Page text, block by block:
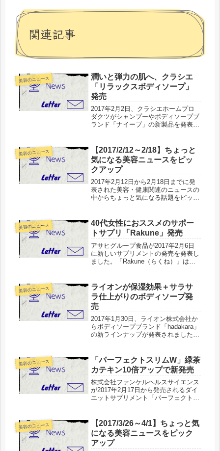
関連記事
美容のニュース
潤いと弾力の肌へ、クラシエ
「リラックスボディソープ」
発売
2017年2月2日、クラシエホームプロ
ダクツがシャンプーやボディソープブ
ランド「ナイーブ」の新製品を発表し
ープ」働き盛りの30代女性を中心に、
バスタイムはリラックスし...
美容のニュース
【2017/2/12～2/18】ちょっと
気になる美容ニュースをピッ
クアップ
2017年2月12日から2月18日までに発
表された美容・健康関連のニュースの
中からちょっと気になる話題をピック
深く掘り下げず、ポイントを搾ってご
紹介することを目的としていま...
美容のニュース
40代女性におススメのサポー
トサプリ「Rakune」発売
アサヒグループ食品が2017年2月6日
に新しいサプリメントの発売を発表し
ました。「Rakune（らくね）」は加
フラボンやエクオール、プラセンタな
ど女性に嬉しい美容成分を配合...
美容のニュース
ライオンが保湿効果＋サラサ
ラ仕上がりのボディソープ発
売
2017年1月30日、ライオン株式会社か
らボディソープブランド「hadakara」
の新ラインナップが発表されました。
処方で保湿成分が洗い流されない※２
ボディソープ『ｈａｄａ...
美容のニュース
「パーフェクトスリムW」緑茶
カテキン10倍アップで新発売
株式会社ファンケルヘルスサイエンス
が2017年2月17日から発売されるダイ
エットサプリメント「パーフェクトス
2 月 17 日（金）から、ダイエットサ
プリメント「パーフェク...
美容のニュース
【2017/3/26～4/1】ちょっと気
になる美容ニュースをピック
アップ